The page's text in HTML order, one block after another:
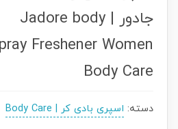
جادور | Jadore body
Freshener Women
Body Care
دسته: اسپری بادی کر | Body Care